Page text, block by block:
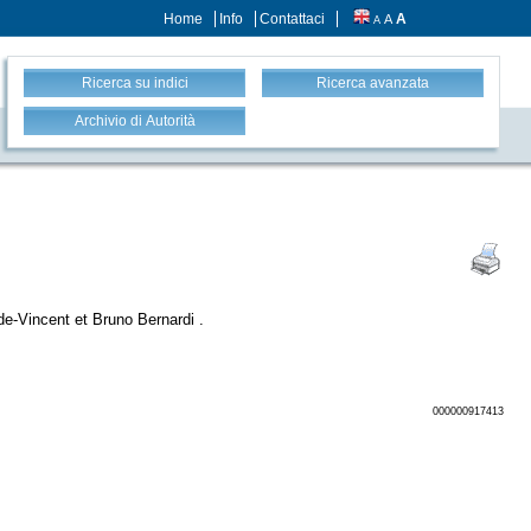
Home Info Contattaci A A A
Ricerca su indici Ricerca avanzata
Archivio di Autorità